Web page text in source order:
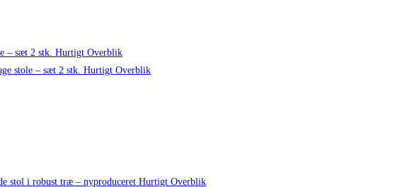
Hurtigt Overblik
Hurtigt Overblik
Hurtigt Overblik